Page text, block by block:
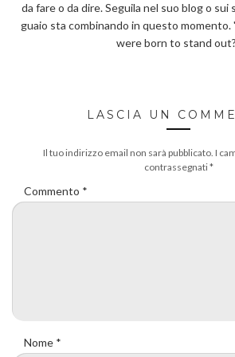
da fare o da dire. Seguila nel suo blog o sui
guaio sta combinando in questo
were born to stand
LASCIA UN
Il tuo indirizzo email non sarà pubblicato. I
contrassegnati*
Commento *
Nome *